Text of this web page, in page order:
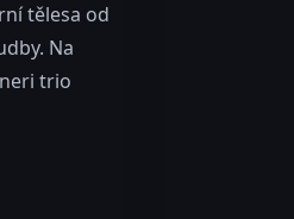
tělesa od
Na
trio